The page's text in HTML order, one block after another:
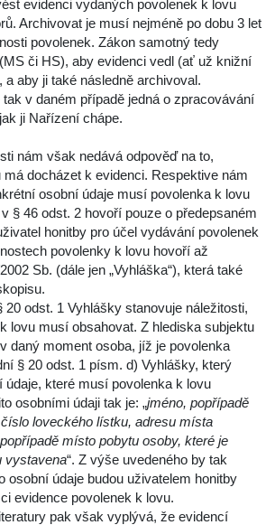
evidenci vydaných povolenek k lovu
Archivovat je musí nejméně po dobu 3 let
povolenek. Zákon samotný tedy
či HS), aby evidenci vedl (ať už knižní
a aby ji také následně archivoval.
v daném případě jedná o zpracovávání
ji Nařízení chápe.
nám však nedává odpověď na to,
docházet k evidenci. Respektive nám
osobní údaje musí povolenka k lovu
§ 46 odst. 2 hovoří pouze o předepsaném
honitby pro účel vydávání povolenek
povolenky k lovu hovoří až
Sb. (dále jen „Vyhláška“), která také
20 odst. 1 Vyhlášky stanovuje náležitosti,
lovu musí obsahovat. Z hlediska subjektu
daný moment osoba, jíž je povolenka
§ 20 odst. 1 písm. d) Vyhlášky, který
které musí povolenka k lovu
osobními údaji tak je: „jméno, popřípadě
loveckého lístku, adresu místa
místo pobytu osoby, které je
vystavena“. Z výše uvedeného by tak
osobní údaje budou uživatelem honitby
evidence povolenek k lovu.
pak však vyplývá, že evidencí